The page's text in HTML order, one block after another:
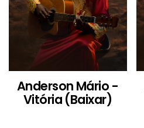
Anderson Mário -
Vitória (Baixar)